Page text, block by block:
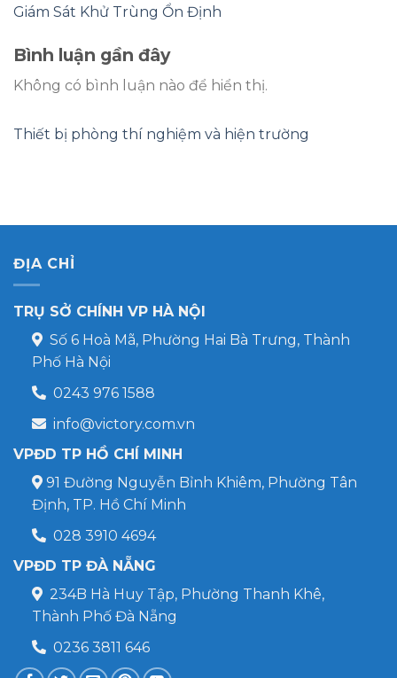
Giám Sát Khử Trùng Ổn Định
Bình luận gần đây
Không có bình luận nào để hiển thị.
Thiết bị phòng thí nghiệm và hiện trường
ĐỊA CHỈ
TRỤ SỞ CHÍNH VP HÀ NỘI
Số 6 Hoà Mã, Phường Hai Bà Trưng, Thành
Phố Hà Nội
0243 976 1588
info@victory.com.vn
VPĐD TP HỒ CHÍ MINH
91 Đường Nguyễn Bỉnh Khiêm, Phường Tân
Định, TP. Hồ Chí Minh
028 3910 4694
VPĐD TP ĐÀ NẴNG
234B Hà Huy Tập, Phường Thanh Khê,
Thành Phố Đà Nẵng
0236 3811 646